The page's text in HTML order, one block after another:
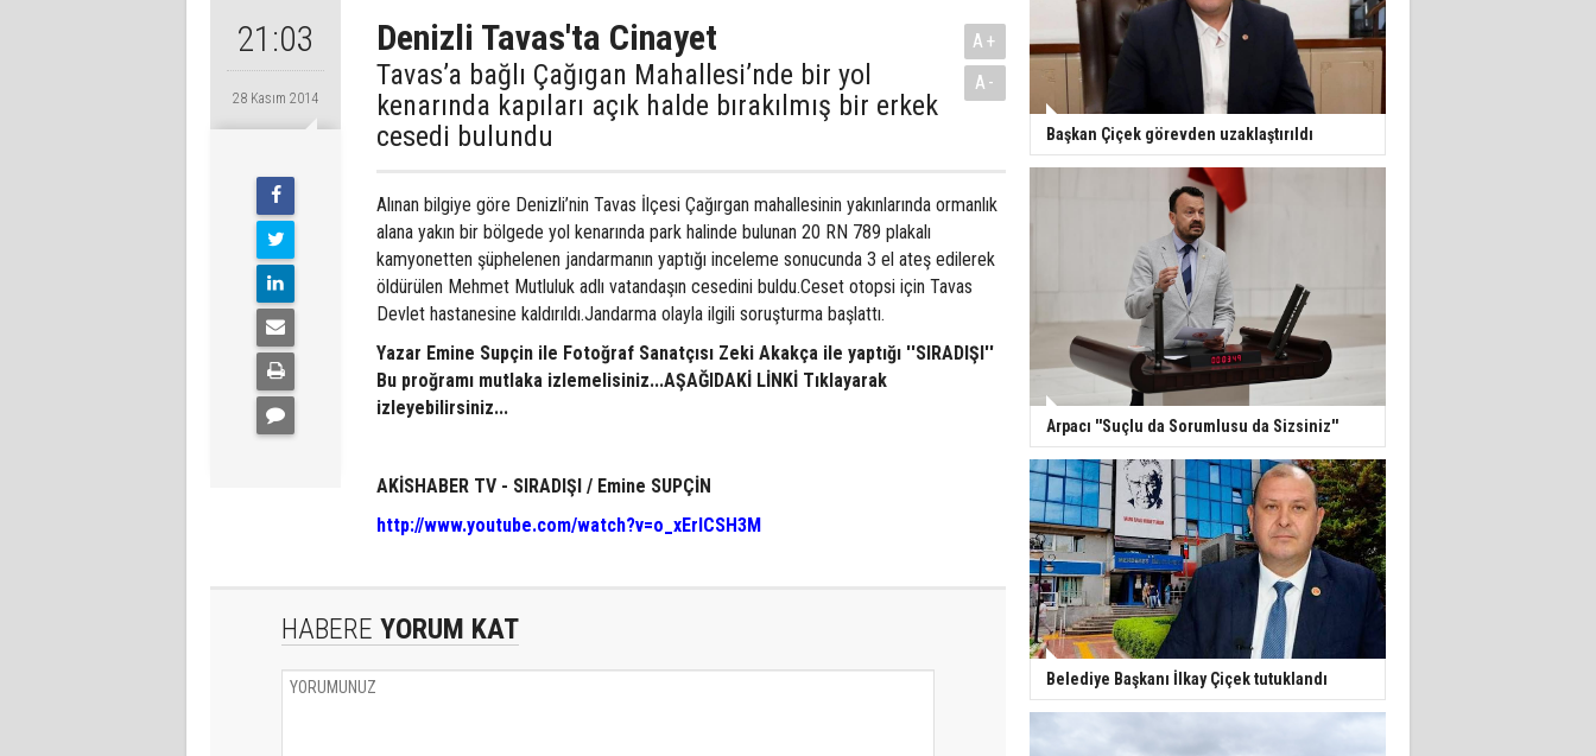
21:03
28 Kasım 2014
Denizli Tavas'ta Cinayet
Tavas’a bağlı Çağıgan Mahallesi’nde bir yol
kenarında kapıları açık halde bırakılmış bir erkek
cesedi bulundu
A+
A-
Alınan bilgiye göre Denizli’nin Tavas İlçesi Çağırgan mahallesinin yakınlarında ormanlık
alana yakın bir bölgede yol kenarında park halinde bulunan 20 RN 789 plakalı
kamyonetten şüphelenen jandarmanın yaptığı inceleme sonucunda 3 el ateş edilerek
öldürülen Mehmet Mutluluk adlı vatandaşın cesedini buldu.Ceset otopsi için Tavas
Devlet hastanesine kaldırıldı.Jandarma olayla ilgili soruşturma başlattı.
Yazar Emine Supçin ile Fotoğraf Sanatçısı Zeki Akakça ile yaptığı ''SIRADIŞI''
Bu proğramı mutlaka izlemelisiniz...AŞAĞIDAKİ LİNKİ Tıklayarak
izleyebilirsiniz...
AKİSHABER TV - SIRADIŞI / Emine SUPÇİN
http://www.youtube.com/watch?v=o_xErICSH3M
HABERE YORUM KAT
Başkan Çiçek görevden uzaklaştırıldı
Arpacı ''Suçlu da Sorumlusu da Sizsiniz''
Belediye Başkanı İlkay Çiçek tutuklandı